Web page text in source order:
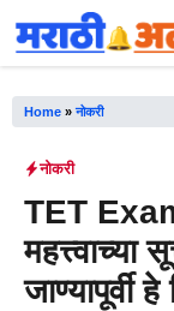
Skip
to
Home »नोकरी
नोकरी
TET
महत्त्वाच्या
जाण्यापूर्वी